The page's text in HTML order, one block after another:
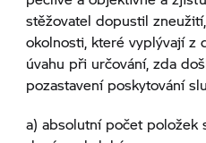
stěžovatel dopustil
okolnosti, které vyplývají z
úvahu při určování, zda
pozastavení poskytování
a) absolutní počet